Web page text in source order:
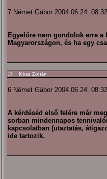
7 Német Gábor 2004.06.24. 08:32
Egyelőre nem gondolok erre
Magyarországon, és ha egy
15 Kósz Zoltán
6 Német Gábor 2004.06.24. 08:32
A kérdéséd első felére már
sorban mindennapos
kapcsolatban (utaztatás,
ide tartozik.